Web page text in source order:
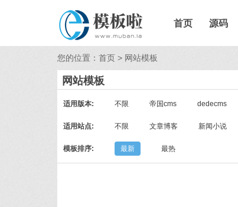
首页 源码
您的位置： 首页 > 网站模板
网站模板
适用版本: 不限 帝国cms dedecms
适用站点: 不限 文章博客 新闻小说
模板排序: 最新 最热